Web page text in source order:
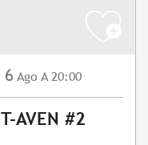
6 Ago A 20:00
AVEN #2